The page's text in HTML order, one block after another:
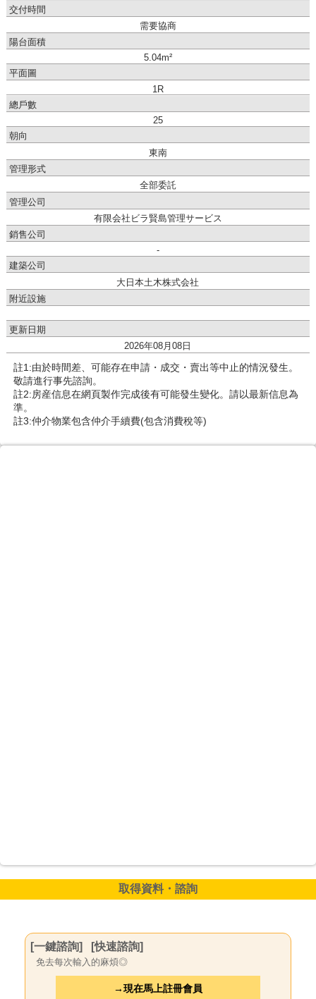
交付時間
需要協商
陽台面積
5.04m²
平面圖
1R
總戶數
25
朝向
東南
管理形式
全部委託
管理公司
有限会社ビラ賢島管理サービス
銷售公司
-
建築公司
大日本土木株式会社
附近設施
更新日期
2026年08月08日
註1:由於時間差、可能存在申請・成交・賣出等中止的情況發生。
敬請進行事先諮詢。
註2:房産信息在網頁製作完成後有可能發生變化。請以最新信息為
準。
註3:仲介物業包含仲介手續費(包含消費稅等)
取得資料・諮詢
[一鍵諮詢] [快速諮詢]
免去每次輸入的麻煩◎